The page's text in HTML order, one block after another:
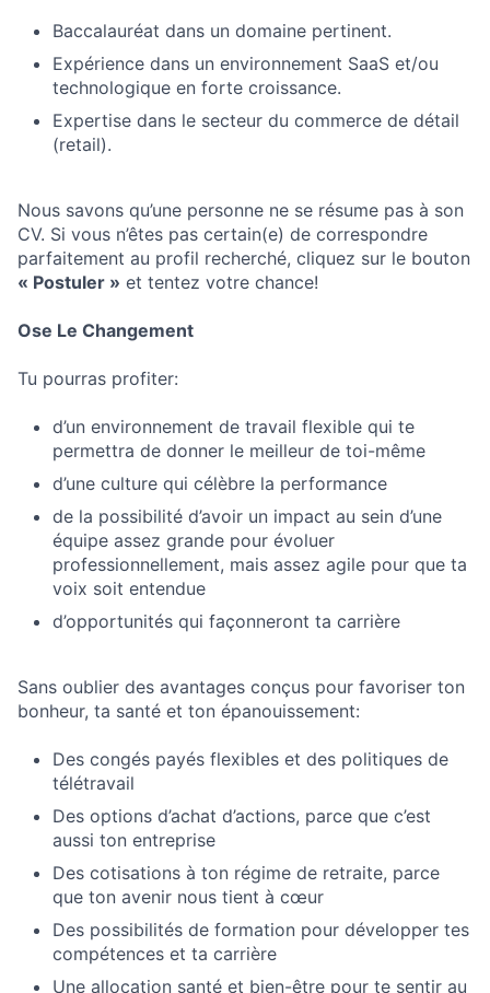
Baccalauréat dans un domaine pertinent.
Expérience dans un environnement SaaS et/ou
technologique en forte croissance.
Expertise dans le secteur du commerce de détail
(retail).
Nous savons qu’une personne ne se résume pas à son
CV. Si vous n’êtes pas certain(e) de correspondre
parfaitement au profil recherché, cliquez sur le bouton
« Postuler » et tentez votre chance!
Ose Le Changement
Tu pourras profiter:
d’un environnement de travail flexible qui te
permettra de donner le meilleur de toi-même
d’une culture qui célèbre la performance
de la possibilité d’avoir un impact au sein d’une
équipe assez grande pour évoluer
professionnellement, mais assez agile pour que ta
voix soit entendue
d’opportunités qui façonneront ta carrière
Sans oublier des avantages conçus pour favoriser ton
bonheur, ta santé et ton épanouissement:
Des congés payés flexibles et des politiques de
télétravail
Des options d’achat d’actions, parce que c’est
aussi ton entreprise
Des cotisations à ton régime de retraite, parce
que ton avenir nous tient à cœur
Des possibilités de formation pour développer tes
compétences et ta carrière
Une allocation santé et bien-être pour te sentir au